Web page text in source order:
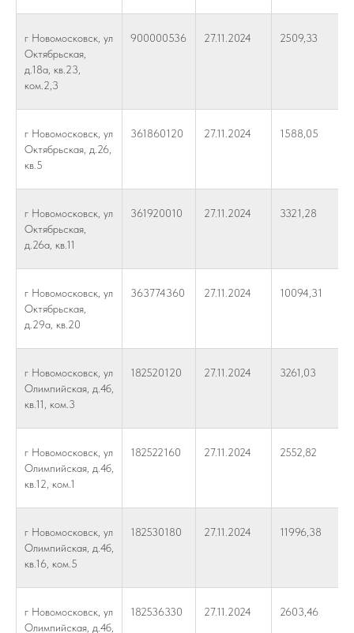
г Новомосковск, ул
Октябрьская,
д.18а, кв.23,
ком.2,3
900000536 27.11.2024 2509,33
г Новомосковск, ул
Октябрьская, д.26,
кв.5
361860120 27.11.2024 1588,05
г Новомосковск, ул
Октябрьская,
д.26а, кв.11
361920010 27.11.2024 3321,28
г Новомосковск, ул
Октябрьская,
д.29а, кв.20
363774360 27.11.2024 10094,31
г Новомосковск, ул
Олимпийская, д.4б,
кв.11, ком.3
182520120 27.11.2024 3261,03
г Новомосковск, ул
Олимпийская, д.4б,
кв.12, ком.1
182522160 27.11.2024 2552,82
г Новомосковск, ул
Олимпийская, д.4б,
кв.16, ком.5
182530180 27.11.2024 11996,38
г Новомосковск, ул
Олимпийская, д.4б,
182536330 27.11.2024 2603,46